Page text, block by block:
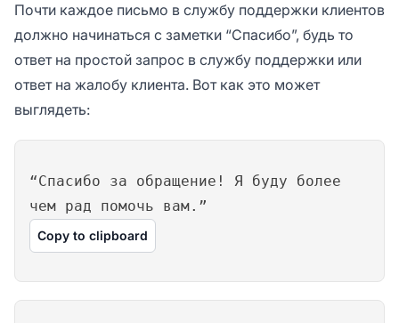
Почти каждое письмо в службу поддержки клиентов
должно начинаться с заметки “Спасибо”, будь то
ответ на простой запрос в службу поддержки или
ответ на жалобу клиента. Вот как это может
выглядеть:
“Спасибо за обращение! Я буду более
чем рад помочь вам.”
Copy to clipboard